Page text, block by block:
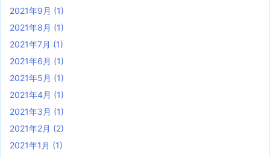
2021年9月 (1)
2021年8月 (1)
2021年7月 (1)
2021年6月 (1)
2021年5月 (1)
2021年4月 (1)
2021年3月 (1)
2021年2月 (2)
2021年1月 (1)